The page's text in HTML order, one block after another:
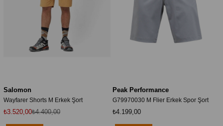
Salomon
Wayfarer Shorts M Erkek Şort
₺3.520,00₺4.400,00
Peak Performance
G79970030 M Flier Erkek Spor Şort
₺4.199,00